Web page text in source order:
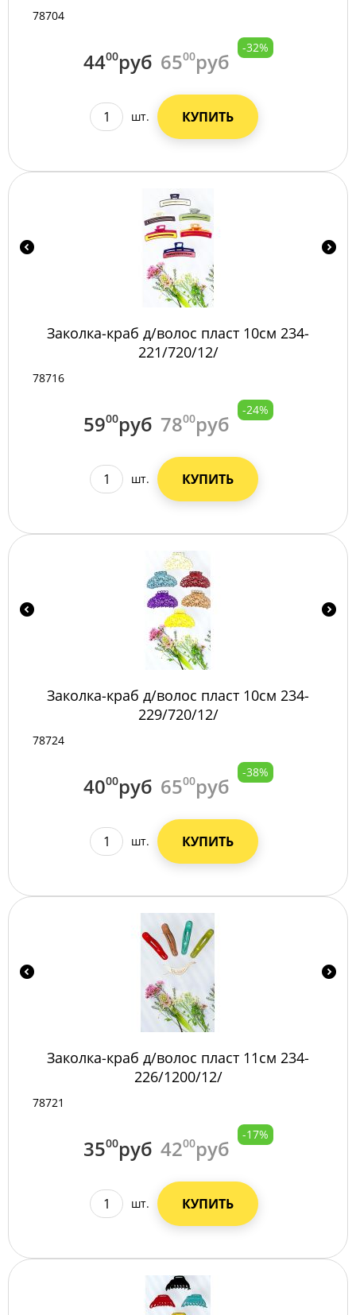
78704
4400руб 6500руб
-32%
шт. КУПИТЬ
Заколка-краб д/волос пласт 10см 234-
221/720/12/
78716
5900руб 7800руб
-24%
шт. КУПИТЬ
Заколка-краб д/волос пласт 10см 234-
229/720/12/
78724
4000руб 6500руб
-38%
шт. КУПИТЬ
Заколка-краб д/волос пласт 11см 234-
226/1200/12/
78721
3500руб 4200руб
-17%
шт. КУПИТЬ